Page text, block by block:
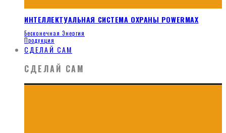
ИНТЕЛЛЕКТУАЛЬНАЯ СИСТЕМА ОХРАНЫ POWERMAX
Бесконечная Энергия
Продукция
СДЕЛАЙ САМ
СДЕЛАЙ САМ